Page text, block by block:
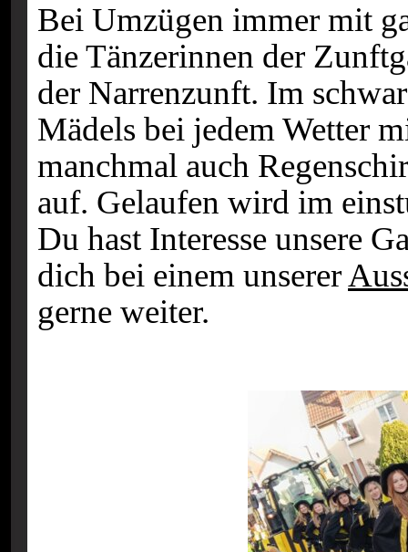
Bei Umzügen immer mit
die Tänzerinnen der
der Narrenzunft. Im
Mädels bei jedem Wetter
manchmal auch
auf. Gelaufen wird im
Du hast Interesse unsere
dich bei einem unserer
gerne weiter.